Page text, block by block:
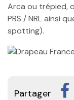
Arca ou trépied,
PRS / NRL ainsi
spotting).
Partager